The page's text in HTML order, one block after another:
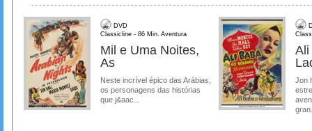
DVD
Classicline - 86 Min. Aventura
Mil e Uma Noites,
As
Neste incrível épico das Arábias,
os personagens das histórias
que j&aac...
Ali
Jon